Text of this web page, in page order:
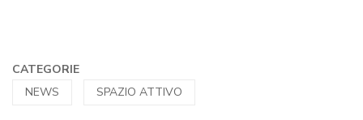
CATEGORIE
NEWS
SPAZIO ATTIVO